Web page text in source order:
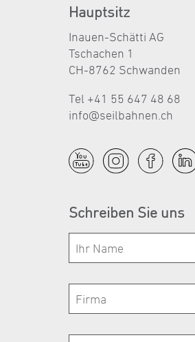
Hauptsitz
Inauen-Schätti AG
Tschachen 1
CH-8762 Schwanden
Tel +41 55 647 48 68
nf
s lb hn n ch
Schreiben Sie uns